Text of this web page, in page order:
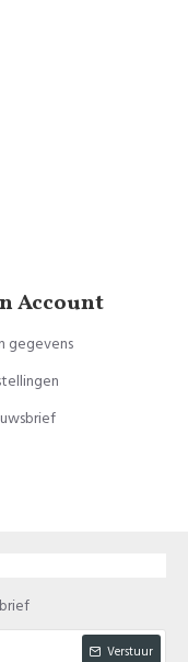
Account
gegevens
Verstuur